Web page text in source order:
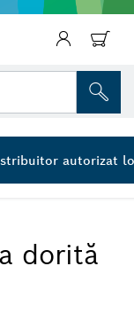
mașină de găurit
dorită
autorizat